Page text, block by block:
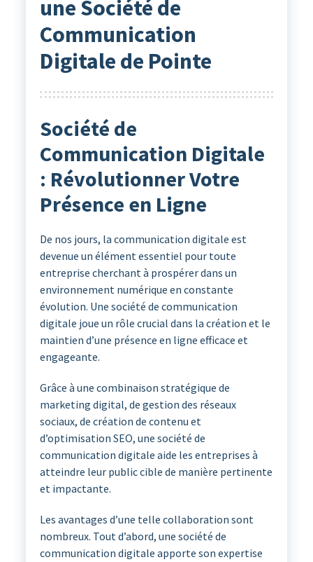
une Société de
Communication
Digitale de Pointe
Société de
Communication Digitale
: Révolutionner Votre
Présence en Ligne
De nos jours, la communication digitale est
devenue un élément essentiel pour toute
entreprise cherchant à prospérer dans un
environnement numérique en constante
évolution. Une société de communication
digitale joue un rôle crucial dans la création et le
maintien d’une présence en ligne efficace et
engageante.
Grâce à une combinaison stratégique de
marketing digital, de gestion des réseaux
sociaux, de création de contenu et
d’optimisation SEO, une société de
communication digitale aide les entreprises à
atteindre leur public cible de manière pertinente
et impactante.
Les avantages d’une telle collaboration sont
nombreux. Tout d’abord, une société de
communication digitale apporte son expertise